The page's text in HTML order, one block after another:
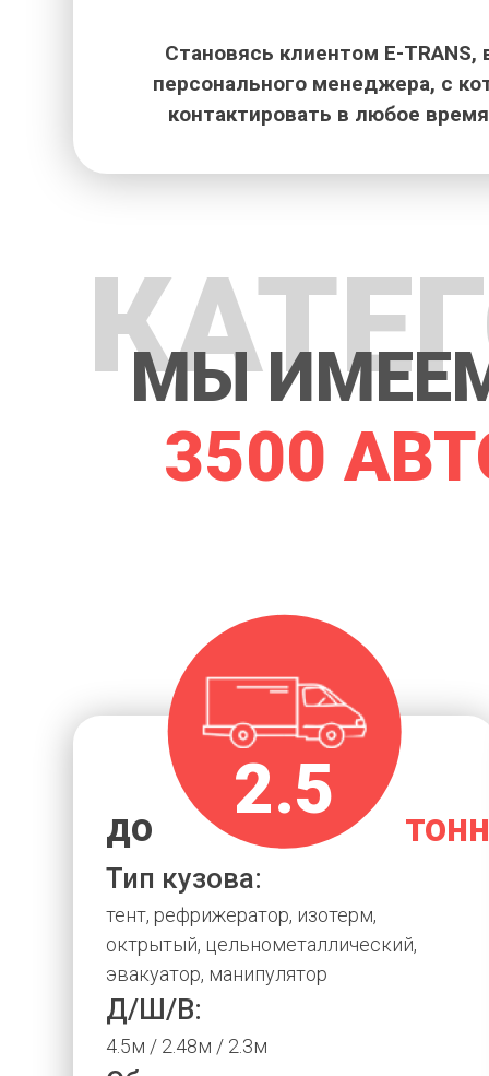
Становясь клиентом E-TRANS,
персонального менеджера, с
контактировать в любое
МЫ
3500
2.5
до
Тип кузова:
тент, рефрижератор, изотерм,
октрытый, цельнометаллический,
эвакуатор, манипулятор
Д/Ш/В:
4.5м / 2.48м / 2.3м